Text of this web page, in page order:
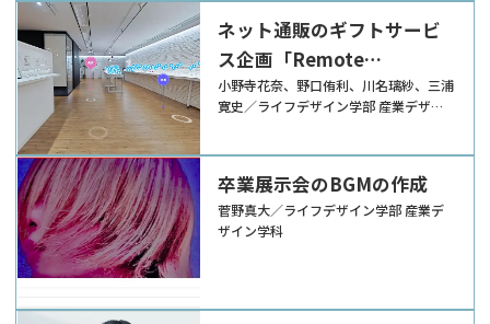
ネット通販のギフトサービ
ス企画「Remote
Showroom」【産学連携】
小野寺花奈、野口侑利、川名璃紗、三浦
寛史／ライフデザイン学部 産業デザイ
卒業展示会のBGMの作成
菅野真大／ライフデザイン学部 産業デ
ザイン学科